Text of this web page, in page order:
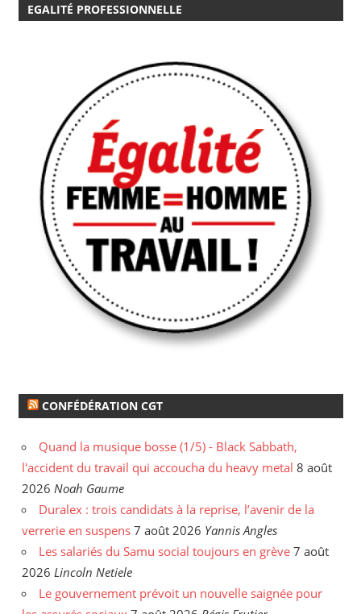
EGALITÉ PROFESSIONNELLE
CONFÉDÉRATION CGT
Quand la musique bosse (1/5) - Black Sabbath,
l'accident du travail qui accoucha du heavy metal 8 août
2026 Noah Gaume
Duralex : trois candidats à la reprise, l’avenir de la
verrerie en suspens 7 août 2026 Yannis Angles
Les salariés du Samu social toujours en grève 7 août
2026 Lincoln Netiele
Le gouvernement prévoit un nouvelle saignée pour